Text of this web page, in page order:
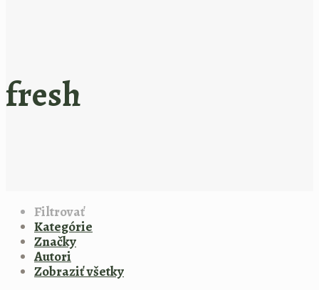
fresh
Filtrovať
Kategórie
Značky
Autori
Zobraziť všetky